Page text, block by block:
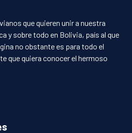
que quieren unir a nuestra
y sobre todo en Bolivia, país al que
no obstante es para todo el
que quiera conocer el hermoso